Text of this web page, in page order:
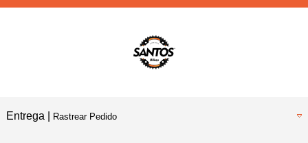
Entrega | Rastrear Pedido